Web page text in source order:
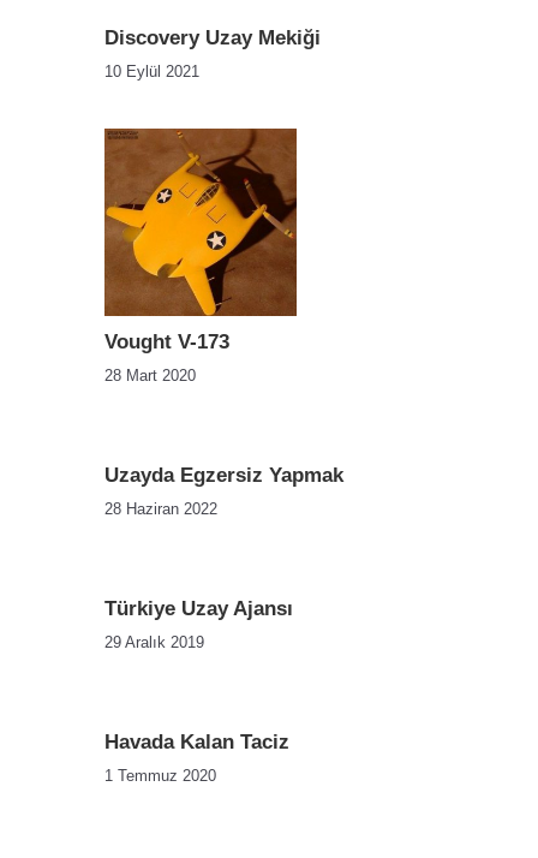
Discovery Uzay Mekiği
10 Eylül 2021
Vought V-173
28 Mart 2020
Uzayda Egzersiz Yapmak
28 Haziran 2022
Türkiye Uzay Ajansı
29 Aralık 2019
Havada Kalan Taciz
1 Temmuz 2020